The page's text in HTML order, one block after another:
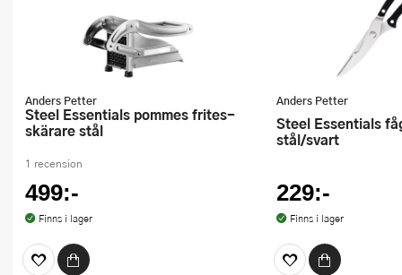
Anders Petter
Steel Essentials pommes frites-
skärare stål
1 recension
499:-
Finns i lager
Anders Petter
Steel Essentials fågelsax 25 cm
stål/svart
229:-
Finns i lager